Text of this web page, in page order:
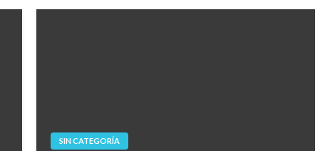
SIN CATEGORÍA